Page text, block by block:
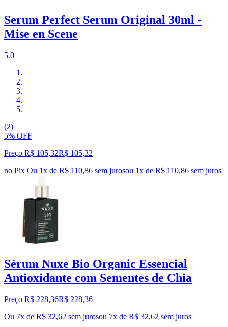
Serum Perfect Serum Original 30ml -
Mise en Scene
5.0
(2)
5% OFF
Preço R$ 105,32R$ 105,32
no Pix Ou 1x de R$ 110,86 sem jurosou 1x de R$ 110,86 sem juros
Sérum Nuxe Bio Organic Essencial
Antioxidante com Sementes de Chia
Preço R$ 228,36R$ 228,36
Ou 7x de R$ 32,62 sem jurosou 7x de R$ 32,62 sem juros